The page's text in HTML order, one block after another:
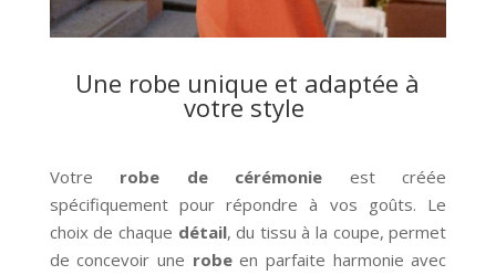
Une robe unique et adaptée à
votre style
Votre robe de cérémonie est créée
spécifiquement pour répondre à vos goûts. Le
choix de chaque détail, du tissu à la coupe, permet
de concevoir une robeen parfaite harmonie avec